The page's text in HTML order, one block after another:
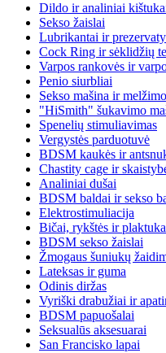
Dildo ir analiniai
Sekso žaislai
Lubrikantai ir
Cock Ring ir sėklidžių
Varpos rankovės ir
Penio siurbliai
Sekso mašina ir
"HiSmith" šukavimo
Spenelių stimuliavimas
Vergystės parduotuvė
BDSM kaukės ir
Chastity cage ir
Analiniai dušai
BDSM baldai ir sekso
Elektrostimuliacija
Bičai, rykštės ir
BDSM sekso žaislai
Žmogaus šuniukų
Lateksas ir guma
Odinis diržas
Vyriški drabužiai ir
BDSM papuošalai
Seksualūs aksesuarai
San Francisko lapai